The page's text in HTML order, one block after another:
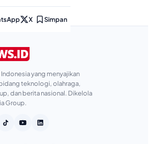
X Simpan
yang menyajikan
teknologi, olahraga,
dan berita nasional. Dikelola
Group.